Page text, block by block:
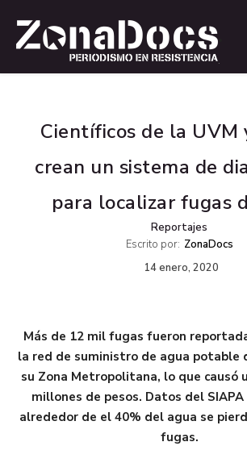
Científicos de la UVM
crean un sistema de
para localizar fugas
Reportajes
Escrito por: ZonaDocs
14 enero, 2020
Más de 12 mil fugas fueron
la red de suministro de agua potable
su Zona Metropolitana, lo que causó
millones de pesos. Datos del
alrededor de el 40% del agua se
fugas.